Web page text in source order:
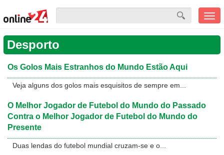
Desporto
Os Golos Mais Estranhos do Mundo Estão Aqui
Veja alguns dos golos mais esquisitos de sempre em...
O Melhor Jogador de Futebol do Mundo do Passado
Contra o Melhor Jogador de Futebol do Mundo do
Presente
Duas lendas do futebol mundial cruzam-se e o...